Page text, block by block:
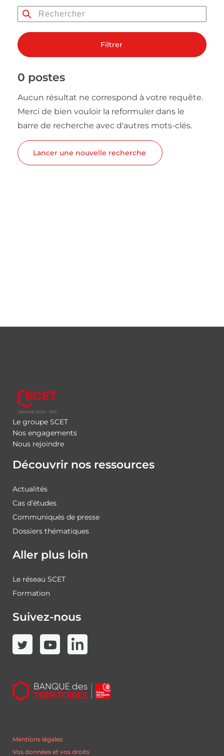
Filtrer
0 postes
Aucun résultat ne correspond à votre requête.
Merci de bien vouloir la reformuler dans le
barre de recherche avec d'autres mots-clés.
Lancer une nouvelle recherche
Le groupe SCET
Nos engagements
Nous rejoindre
Découvrir nos ressources
Actualités
Cas d’études
Communiqués de presse
Dossiers thématiques
Aller plus loin
Le réseau SCET
Formation
Suivez-nous
Mentions légales
Vos données et vos droits